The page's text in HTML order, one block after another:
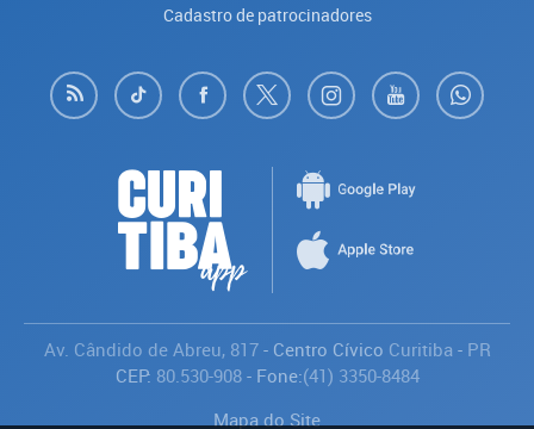
Cadastro de patrocinadores
Av. Cândido de Abreu, 817- Centro Cívico Curitiba - PR
CEP: 80.530-908- Fone:(41) 3350-8484
Mapa do Site